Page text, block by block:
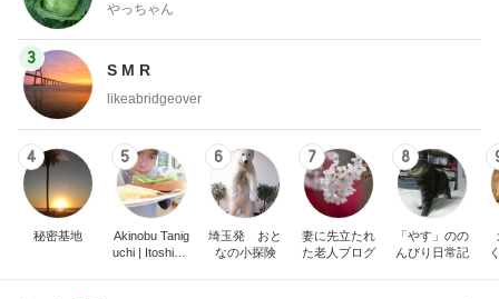
やっちゃん
3
S M R
likeabridgeover
4
秘密基地
5
Akinobu Tanig
uchi | Itoshima
6
埼玉発 おと
なの小探険
7
妻に先立たれ
た老人ブログ
8
「やす」のの
んびり日常記